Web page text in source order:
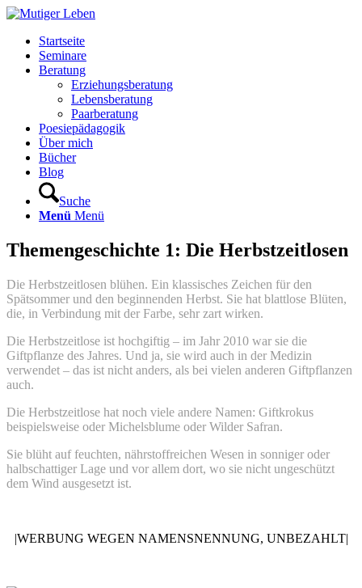
Startseite
Seminare
Beratung
Erziehungsberatung
Lebensberatung
Paarberatung
Poesiepädagogik
Über mich
Bücher
Blog
Suche
Menü Menü
Themengeschichte 1: Die Herbstzeitlosen
Die Herbstzeitlosen blühen. Ein klassisches Zeichen für den
Spätsommer und den beginnenden Herbst. Sie hat blattlose Blüten,
die, in Verbindung mit der Farbe, sehr zart wirken.
Die Herbstzeitlose ist hochgiftig – im Jahr 2010 war sie die
Giftpflanze des Jahres. Und ja, sie wird auch in der Medizin
verwendet – das ist nicht anders, als bei vielen anderen Giftpflanzen
auch.
Die Herbstzeitlose hat noch viele andere Namen: Giftkrokus
beispielsweise oder Michelsblume oder Wilder Safran.
Sie blüht auf feuchten, nährstoffreichen Wesen in sonniger oder
halbschattiger Lage und vor allem dort, wo sie nicht ungeschützt
dem Wind ausgesetzt ist.
|WERBUNG WEGEN NAMENSNENNUNG, UNBEZAHLT|